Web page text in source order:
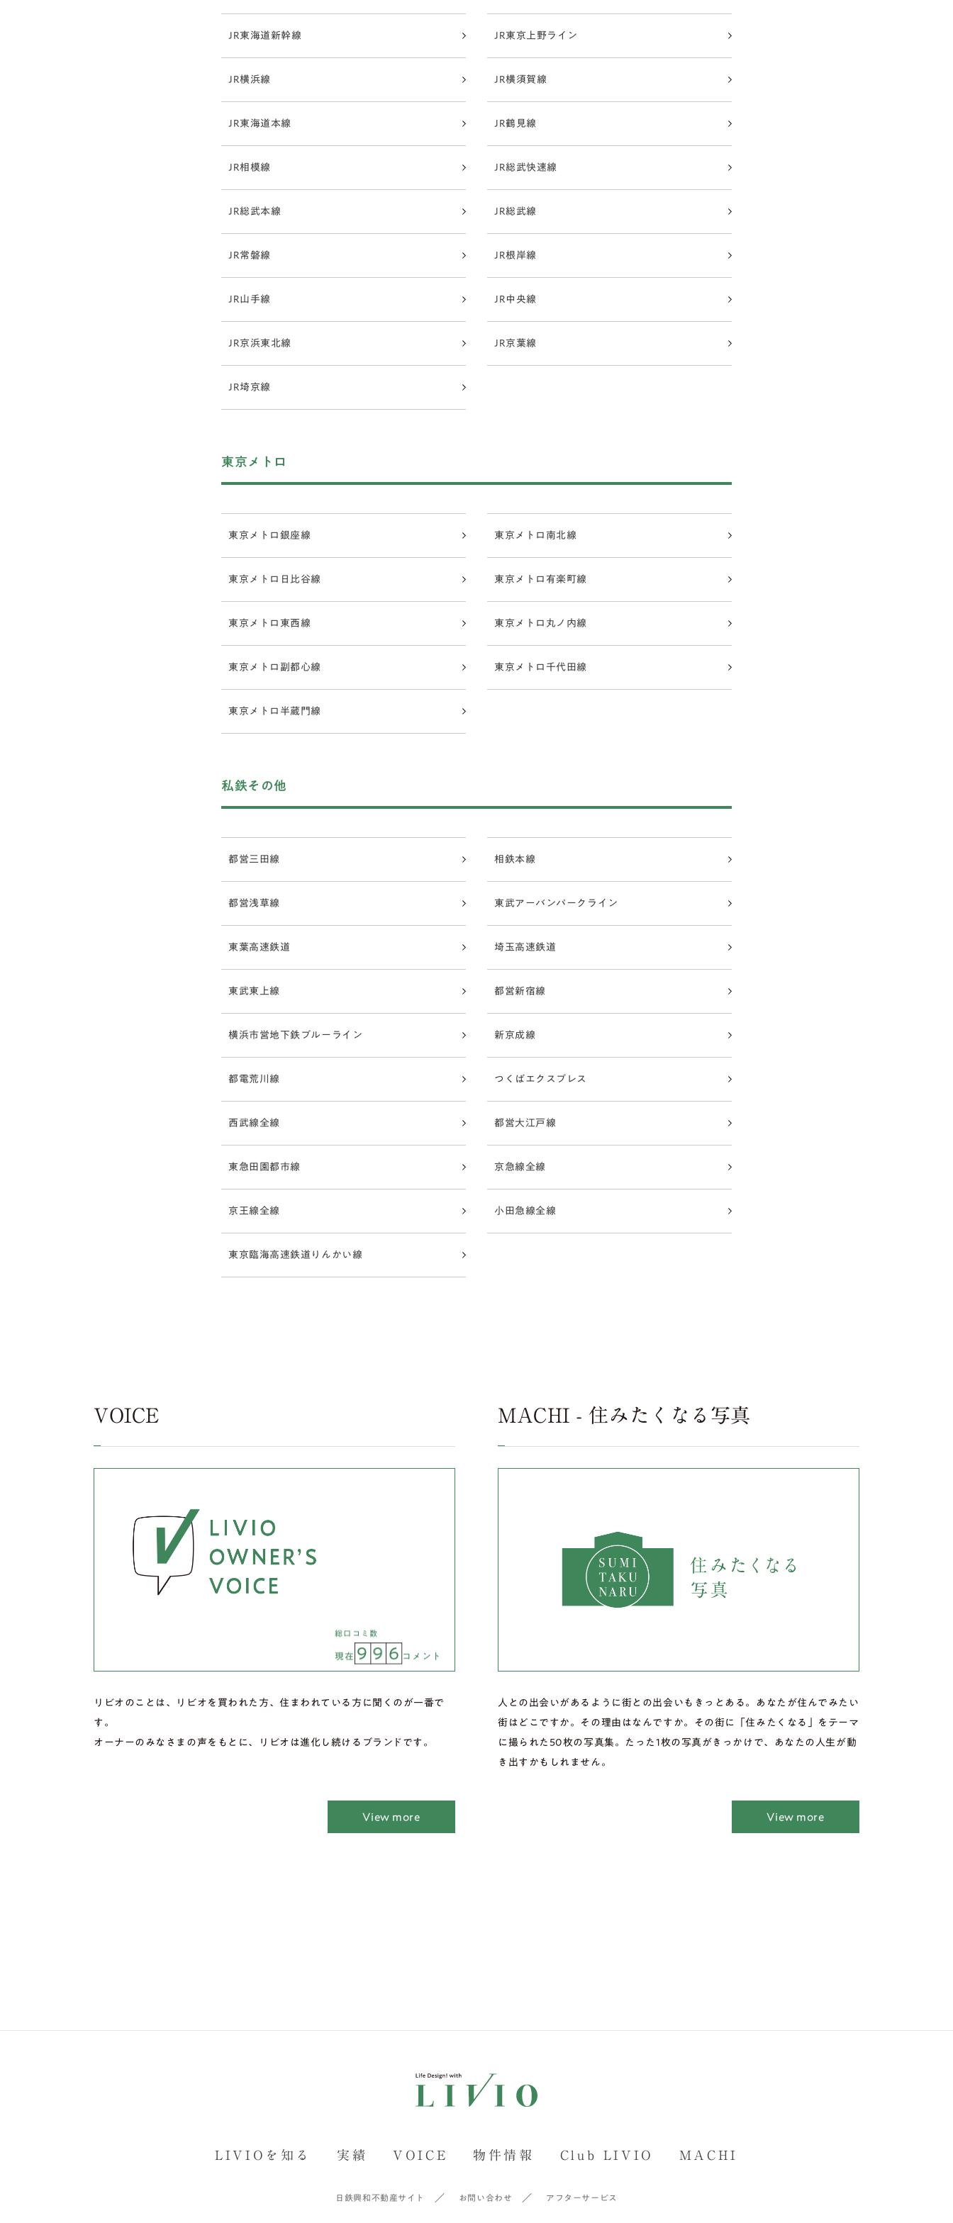
JR東海道新幹線 JR東京上野ライン
JR横浜線 JR横須賀線
JR東海道本線 JR鶴見線
JR相模線 JR総武快速線
JR総武本線 JR総武線
JR常磐線 JR根岸線
JR山手線 JR中央線
JR京浜東北線 JR京葉線
JR埼京線
東京メトロ
東京メトロ銀座線 東京メトロ南北線
東京メトロ日比谷線 東京メトロ有楽町線
東京メトロ東西線 東京メトロ丸ノ内線
東京メトロ副都心線 東京メトロ千代田線
東京メトロ半蔵門線
私鉄その他
都営三田線 相鉄本線
都営浅草線 東武アーバンパークライン
東葉高速鉄道 埼玉高速鉄道
東武東上線 都営新宿線
横浜市営地下鉄ブルーライン 新京成線
都電荒川線 つくばエクスプレス
西武線全線 都営大江戸線
東急田園都市線 京急線全線
京王線全線 小田急線全線
東京臨海高速鉄道りんかい線
VOICE
総口コミ数
現在 9 9 6 コメント
リビオのことは、リビオを買われた方、住まわれている方に聞くのが一番で
す。
オーナーのみなさまの声をもとに、リビオは進化し続けるブランドです。
View more
MACHI - 住みたくなる写真
人との出会いがあるように街との出会いもきっとある。あなたが住んでみたい
街はどこですか。その理由はなんですか。その街に「住みたくなる」をテーマ
に撮られた50枚の写真集。たった1枚の写真がきっかけで、あなたの人生が動
き出すかもしれません。
View more
LIVIOを知る 実績 VOICE 物件情報 Club LIVIO MACHI
日鉄興和不動産サイト お問い合わせ アフターサービス